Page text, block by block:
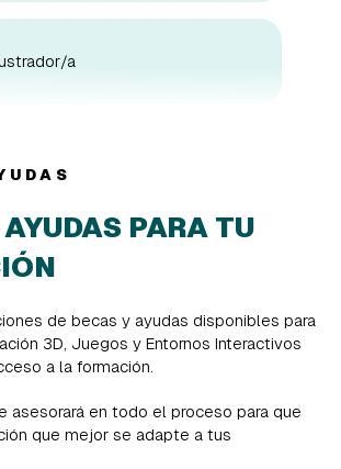
a
a 2D/3D
de environments virtuales
props
PARA TU
de becas y ayudas disponibles para
3D, Juegos y Entornos Interactivos
a la formación.
asesorará en todo el proceso para que
que mejor se adapte a tus